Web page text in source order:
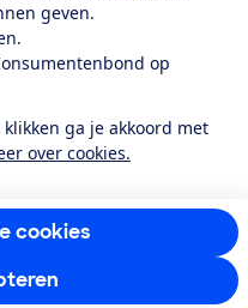
geven.
op
klikken ga je akkoord met
over cookies.
cookies
Privacyverklaring
Instagram
YoutubeLinkedIn
met gemiddeld